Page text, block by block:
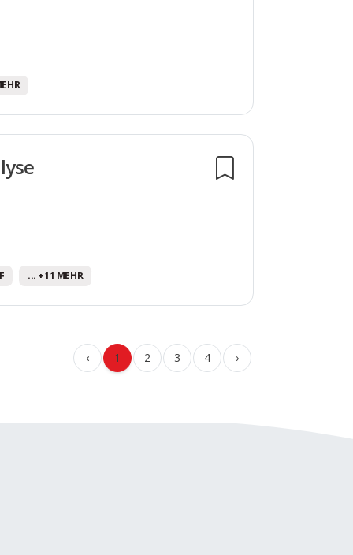
... +11 MEHR
‹ 1 2 3 4 ›